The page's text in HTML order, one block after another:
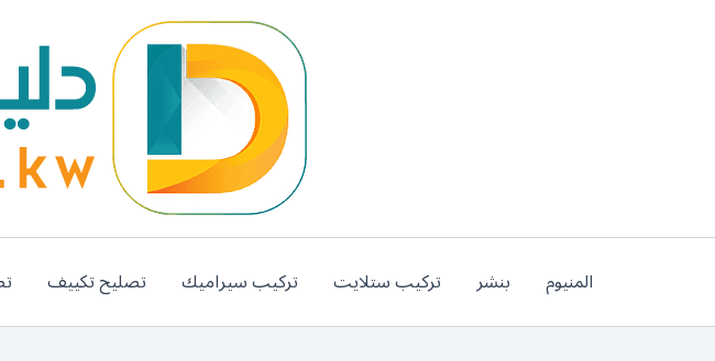
المنيوم بنشر تركيب ستلايت تركيب سيراميك تصليح تكييف